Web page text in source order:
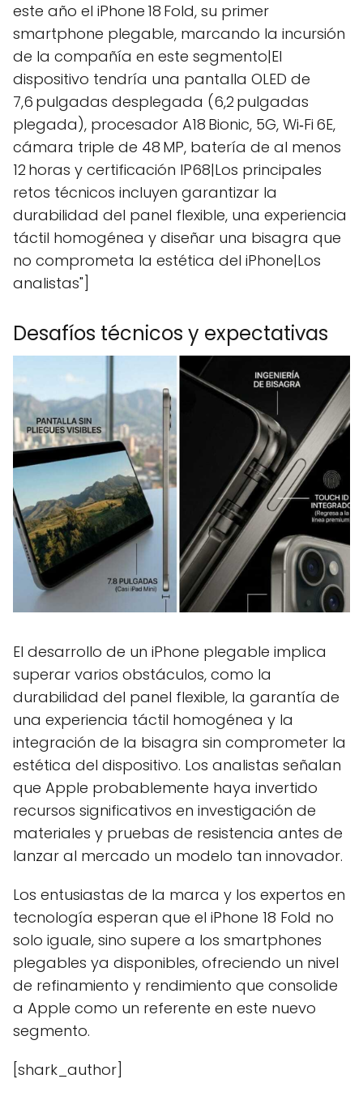
este año el iPhone 18 Fold, su primer
smartphone plegable, marcando la incursión
de la compañía en este segmento|El
dispositivo tendría una pantalla OLED de
7,6 pulgadas desplegada (6,2 pulgadas
plegada), procesador A18 Bionic, 5G, Wi‑Fi 6E,
cámara triple de 48 MP, batería de al menos
12 horas y certificación IP68|Los principales
retos técnicos incluyen garantizar la
durabilidad del panel flexible, una experiencia
táctil homogénea y diseñar una bisagra que
no comprometa la estética del iPhone|Los
analistas"]
Desafíos técnicos y expectativas
El desarrollo de un iPhone plegable implica
superar varios obstáculos, como la
durabilidad del panel flexible, la garantía de
una experiencia táctil homogénea y la
integración de la bisagra sin comprometer la
estética del dispositivo. Los analistas señalan
que Apple probablemente haya invertido
recursos significativos en investigación de
materiales y pruebas de resistencia antes de
lanzar al mercado un modelo tan innovador.
Los entusiastas de la marca y los expertos en
tecnología esperan que el iPhone 18 Fold no
solo iguale, sino supere a los smartphones
plegables ya disponibles, ofreciendo un nivel
de refinamiento y rendimiento que consolide
a Apple como un referente en este nuevo
segmento.
[shark_author]